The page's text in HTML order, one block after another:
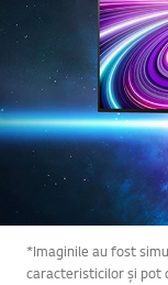
*Imaginile au fost
caracteristicilor și pot